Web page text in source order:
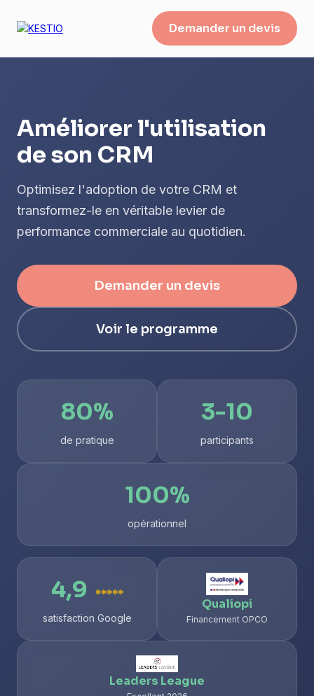
Demander un devis
Améliorer l'utilisation
de son CRM
Optimisez l'adoption de votre CRM et
transformez-le en véritable levier de
performance commerciale au quotidien.
Demander un devis
Voir le programme
80%
de pratique
3-10
participants
100%
opérationnel
4,9 *****
satisfaction Google
Qualiopi
Financement OPCO
Leaders League